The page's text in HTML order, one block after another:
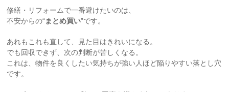
修繕・リフォームで一番避けたいのは、
不安からの“ まとめ買い”です。
あれもこれも直して、見た目はきれいになる。
でも回収できず、次の判断が苦しくなる。
これは、物件を良くしたい気持ちが強い人ほど陥りやすい落とし穴
です。